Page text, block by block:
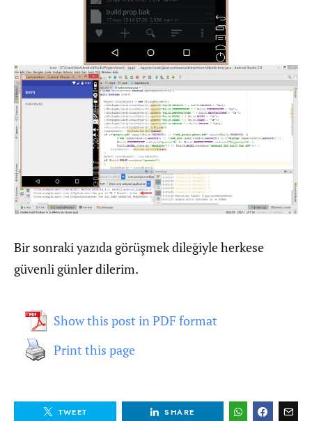
Bir sonraki yazıda görüşmek dileğiyle herkese
güvenli günler dilerim.
Show this post in PDF format
Print this page
TWEET SHARE